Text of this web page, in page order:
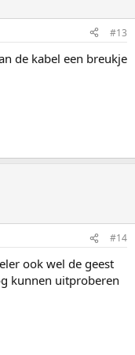
#13
de kabel een breukje
#14
ook wel de geest
kunnen uitproberen